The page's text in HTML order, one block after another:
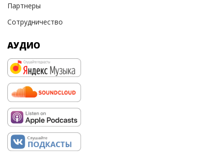
Партнеры
Сотрудничество
АУДИО